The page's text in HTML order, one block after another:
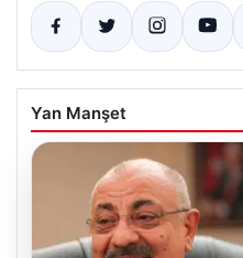
Yan Manşet